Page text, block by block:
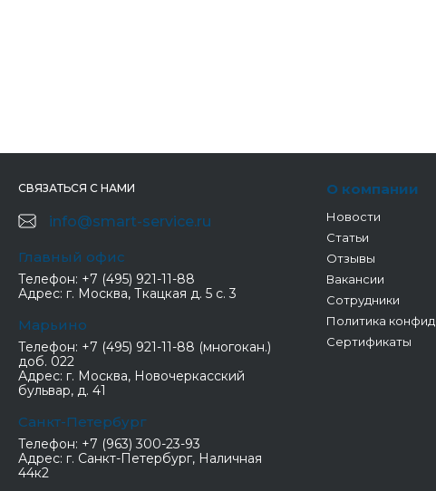
СВЯЗАТЬСЯ С НАМИ
info@smart-service.ru
Главный офис
Телефон: +7 (495) 921-11-88
Адрес: г. Москва, Ткацкая д. 5 с. 3
Марьино
Телефон: +7 (495) 921-11-88 (многокан.)
доб. 022
Адрес: г. Москва, Новочеркасский
бульвар, д. 41
Санкт-Петербург
Телефон: +7 (963) 300-23-93
Адрес: г. Санкт-Петербург, Наличная
44к2
О компании
Новости
Статьи
Отзывы
Вакансии
Сотрудники
Политика
Сертификаты